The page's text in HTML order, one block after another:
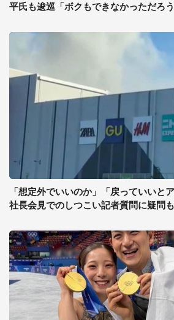
平氏も逡巡「ボクもできなかっただろう
「想定外でいいのか」「戻っていいと
社長会見でのしつこい記者質問に疑問